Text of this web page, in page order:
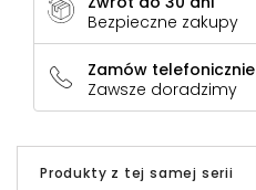
Bezpieczne zakupy
Zamów telefonicznie
Zawsze doradzimy
Produkty z tej samej serii